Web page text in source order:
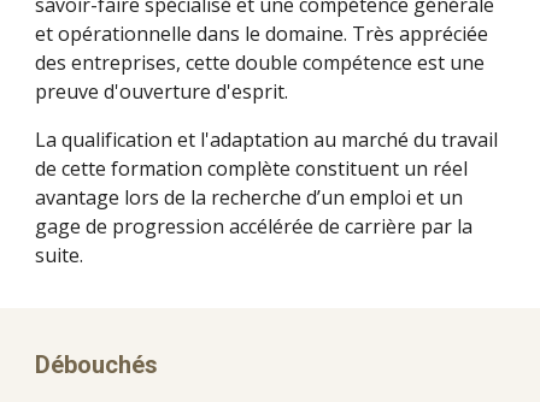
et opérationnelle dans le domaine. Très appréciée
des entreprises, cette double compétence est une
preuve d'ouverture d'esprit.
La qualification et l'adaptation au marché du travail
de cette formation complète constituent un réel
avantage lors de la recherche d’un emploi et un
gage de progression accélérée de carrière par la
suite.
Débouchés